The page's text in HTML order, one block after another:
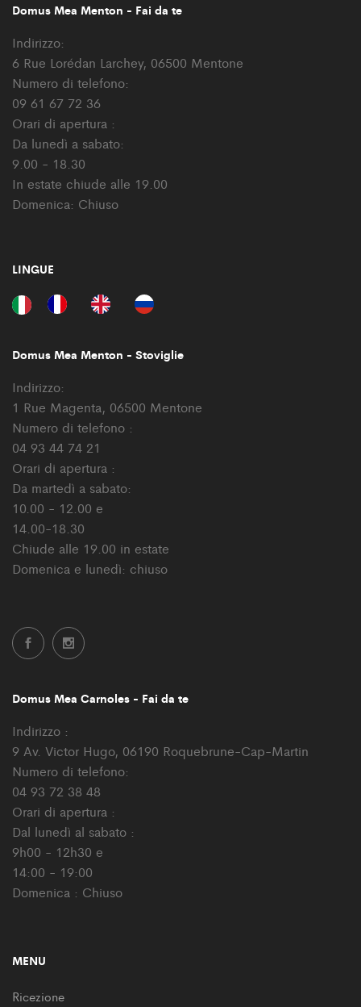
Domus Mea Menton - Fai da te
Indirizzo:
6 Rue Lorédan Larchey, 06500 Mentone
Numero di telefono:
09 61 67 72 36
Orari di apertura :
Da lunedì a sabato:
9.00 - 18.30
In estate chiude alle 19.00
Domenica: Chiuso
LINGUE
Domus Mea Menton - Stoviglie
Indirizzo:
1 Rue Magenta, 06500 Mentone
Numero di telefono :
04 93 44 74 21
Orari di apertura :
Da martedì a sabato:
10.00 - 12.00 e
14.00-18.30
Chiude alle 19.00 in estate
Domenica e lunedì: chiuso
Domus Mea Carnoles - Fai da te
Indirizzo :
9 Av. Victor Hugo, 06190 Roquebrune-Cap-Martin
Numero di telefono:
04 93 72 38 48
Orari di apertura :
Dal lunedì al sabato :
9h00 - 12h30 e
14:00 - 19:00
Domenica : Chiuso
MENU
Ricezione